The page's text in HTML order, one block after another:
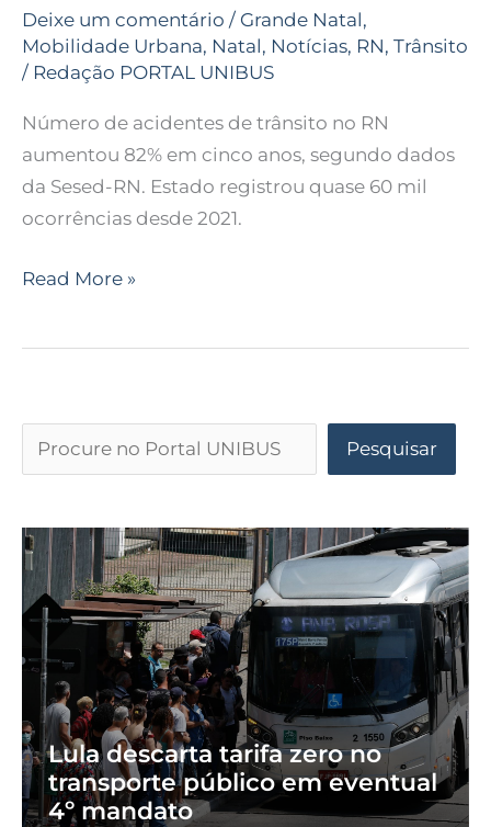
Deixe um comentário / Grande Natal,
Mobilidade Urbana, Natal, Notícias, RN, Trânsito
/ Redação PORTAL UNIBUS
Número de acidentes de trânsito no RN
aumentou 82% em cinco anos, segundo dados
da Sesed-RN. Estado registrou quase 60 mil
ocorrências desde 2021.
Read More »
Pesquisar
Lula descarta tarifa zero no
transporte público em eventual
4º mandato